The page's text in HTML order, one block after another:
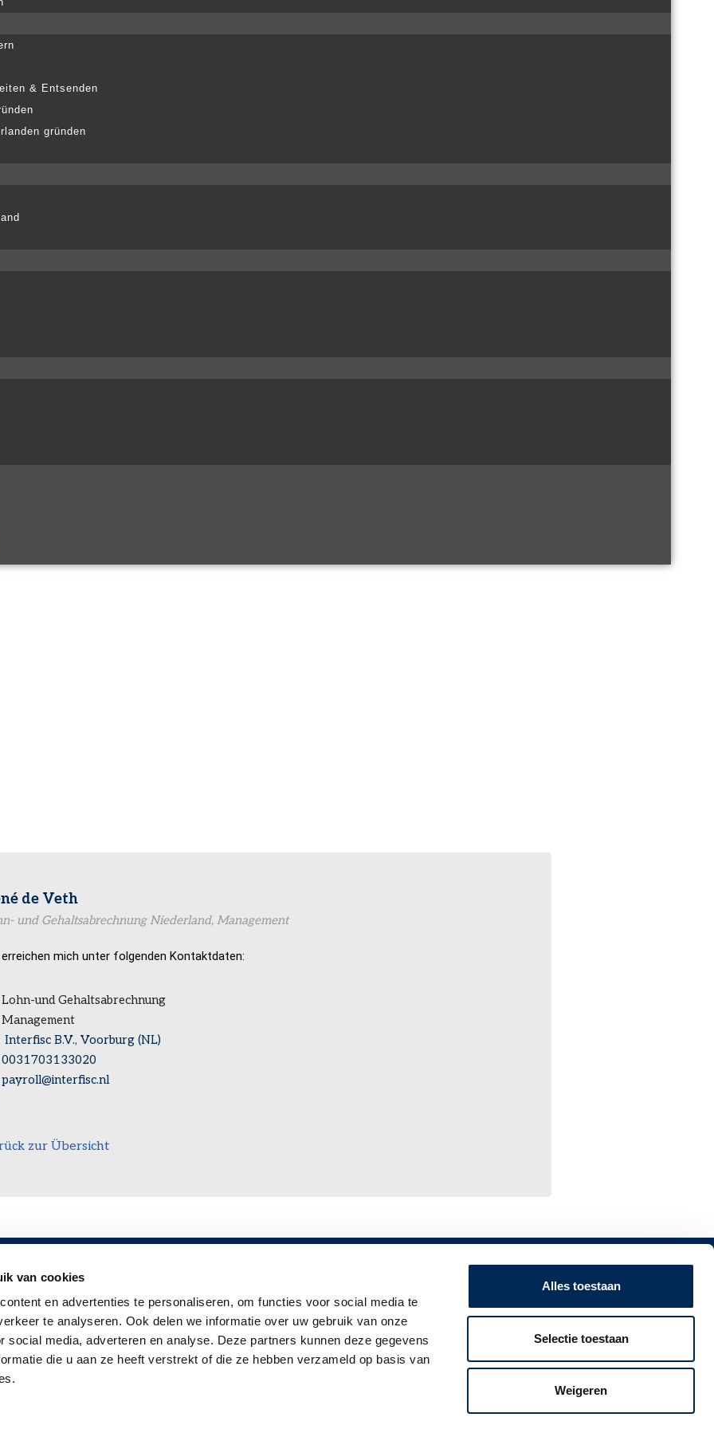
van cookies
en advertenties te personaliseren, om functies voor social media te
te analyseren. Ook delen we informatie over uw gebruik van onze
social media, adverteren en analyse. Deze partners kunnen deze gegevens
die u aan ze heeft verstrekt of die ze hebben verzameld op basis van
Alles toestaan
Selectie toestaan
Weigeren
& Entsenden
gründen
de Veth
und Gehaltsabrechnung Niederland, Management
erreichen mich unter folgenden Kontaktdaten:
Lohn-und Gehaltsabrechnung
Management
Interfisc B.V., Voorburg (NL)
0031703133020
payroll@interfisc.nl
zur Übersicht
ANMELDEN FÜR UNSEREN NEWSLETTER!
Folgen Sie die Entwicklungen bei den
Arbeitgeberverpflichtungen in den Niederlanden,
Belgien, Deutschland, Frankreich, dem Vereinigten